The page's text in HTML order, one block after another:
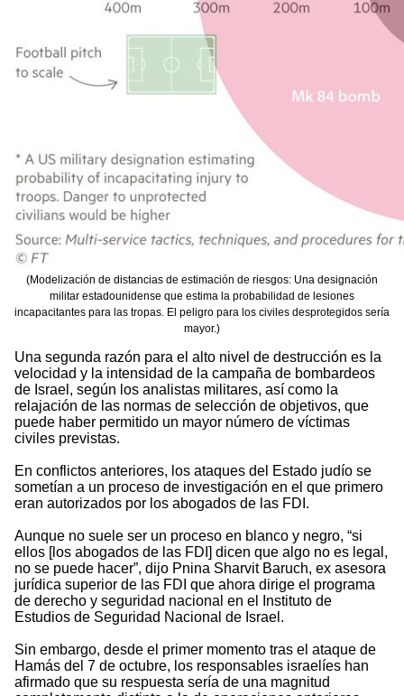
(Modelización de distancias de estimación de riesgos: Una designación
militar estadounidense que estima la probabilidad de lesiones
incapacitantes para las tropas. El peligro para los civiles desprotegidos sería
mayor.)
Una segunda razón para el alto nivel de destrucción es la
velocidad y la intensidad de la campaña de bombardeos
de Israel, según los analistas militares, así como la
relajación de las normas de selección de objetivos, que
puede haber permitido un mayor número de víctimas
civiles previstas.
En conflictos anteriores, los ataques del Estado judío se
sometían a un proceso de investigación en el que primero
eran autorizados por los abogados de las FDI.
Aunque no suele ser un proceso en blanco y negro, “si
ellos [los abogados de las FDI] dicen que algo no es legal,
no se puede hacer”, dijo Pnina Sharvit Baruch, ex asesora
jurídica superior de las FDI que ahora dirige el programa
de derecho y seguridad nacional en el Instituto de
Estudios de Seguridad Nacional de Israel.
Sin embargo, desde el primer momento tras el ataque de
Hamás del 7 de octubre, los responsables israelíes han
afirmado que su respuesta sería de una magnitud